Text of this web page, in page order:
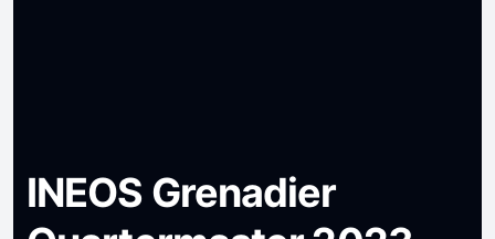
INEOS Grenadier